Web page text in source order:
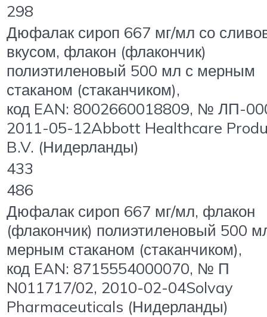
298
Дюфалак сироп 667 мг/мл со
вкусом, флакон (флакончик)
полиэтиленовый 500 мл с мерным
стаканом (стаканчиком),
код EAN: 8002660018809, № ЛП-
2011-05-12Abbott Healthcare
B.V. (Нидерланды)
433
486
Дюфалак сироп 667 мг/мл, флакон
(флакончик) полиэтиленовый 500
мерным стаканом (стаканчиком),
код EAN: 8715554000070, № П
N011717/02, 2010-02-04Solvay
Pharmaceuticals (Нидерланды)